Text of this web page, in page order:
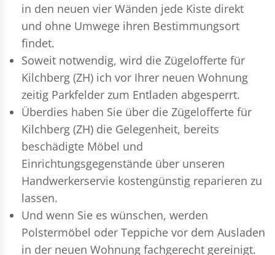
in den neuen vier Wänden jede Kiste direkt
und ohne Umwege ihren Bestimmungsort
findet.
Soweit notwendig, wird die Zügelofferte für
Kilchberg (ZH) ich vor Ihrer neuen Wohnung
zeitig Parkfelder zum Entladen abgesperrt.
Überdies haben Sie über die Zügelofferte für
Kilchberg (ZH) die Gelegenheit, bereits
beschädigte Möbel und
Einrichtungsgegenstände über unseren
Handwerkerservie kostengünstig reparieren zu
lassen.
Und wenn Sie es wünschen, werden
Polstermöbel oder Teppiche vor dem Ausladen
in der neuen Wohnung fachgerecht gereinigt.